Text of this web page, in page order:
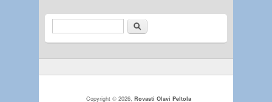
HakulomakeEtsi
Copyright © 2026,Rovasti Olavi Peltola